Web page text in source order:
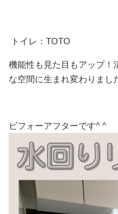
トイレ：TOTO
機能性も見た目もアップ！
な空間に生まれ変わりまし
ビフォーアフターです^ ^